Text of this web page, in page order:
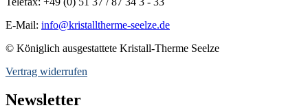
E-Mail: info@kristalltherme-seelze.de
© Königlich ausgestattete Kristall-Therme Seelze
Vertrag widerrufen
Newsletter